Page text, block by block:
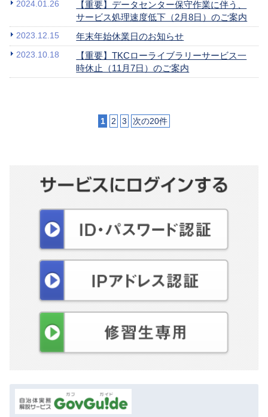
2024.01.26
【重要】データセンター保守作業に伴う、
サービス処理速度低下（2月8日）のご案内
2023.12.15 年末年始休業日のお知らせ
2023.10.18
【重要】TKCローライブラリーサービス一
時休止（11月7日）のご案内
1 2 3 次の20件